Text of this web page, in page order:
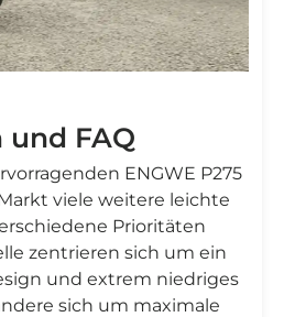
FAQ
ENGWE P275
viele weitere leichte
Prioritäten
zentrieren sich um ein
und extrem niedriges
sich um maximale